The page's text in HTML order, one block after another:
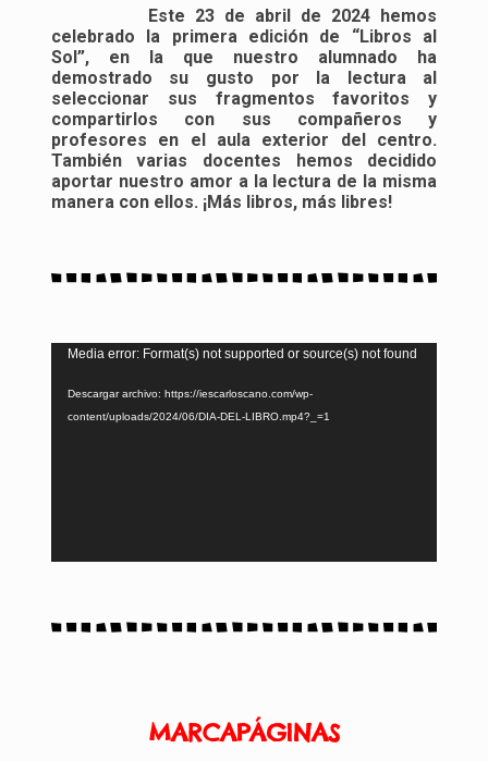
Este 23 de abril de 2024 hemos
celebrado la primera edición de “Libros al
Sol”, en la que nuestro alumnado ha
demostrado su gusto por la lectura al
seleccionar sus fragmentos favoritos y
compartirlos con sus compañeros y
profesores en el aula exterior del centro.
También varias docentes hemos decidido
aportar nuestro amor a la lectura de la misma
manera con ellos. ¡Más libros, más libres!
Reproductor
vídeo
Media error: Format(s) not supported or source(s) not found
Descargar archivo: https://iescarloscano.com/wp-
content/uploads/2024/06/DIA-DEL-LIBRO.mp4?_=1
MARCAPÁGINAS